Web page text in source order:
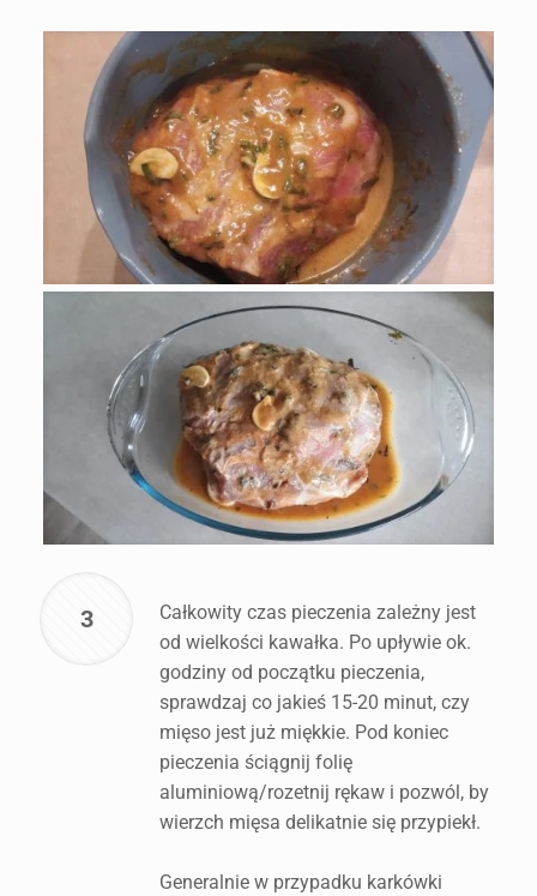
3
Całkowity czas pieczenia zależny jest
od wielkości kawałka. Po upływie ok.
godziny od początku pieczenia,
sprawdzaj co jakieś 15-20 minut, czy
mięso jest już miękkie. Pod koniec
pieczenia ściągnij folię
aluminiową/rozetnij rękaw i pozwól, by
wierzch mięsa delikatnie się przypiekł.
Generalnie w przypadku karkówki